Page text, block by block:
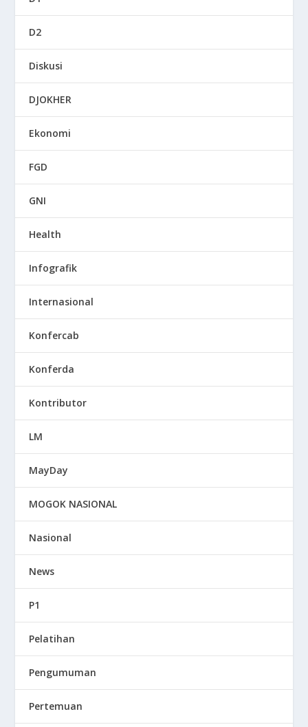
D2
Diskusi
DJOKHER
Ekonomi
FGD
GNI
Health
Infografik
Internasional
Konfercab
Konferda
Kontributor
LM
MayDay
MOGOK NASIONAL
Nasional
News
P1
Pelatihan
Pengumuman
Pertemuan